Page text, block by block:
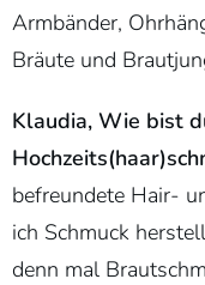
Armbänder,
Bräute und
Klaudia, Wie bist
befreundete Hair-
ich Schmuck
denn mal